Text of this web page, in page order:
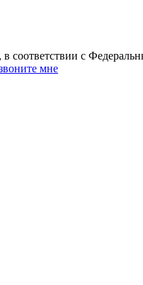
соответствии с
мне